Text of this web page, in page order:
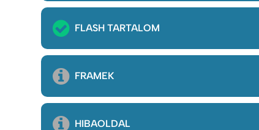
FLASH TARTALOM
FRAMEK
HIBAOLDAL